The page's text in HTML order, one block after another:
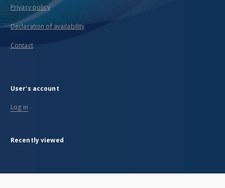
Privacy policy
Declaration of availability
Contact
User's account
Log in
Recently viewed